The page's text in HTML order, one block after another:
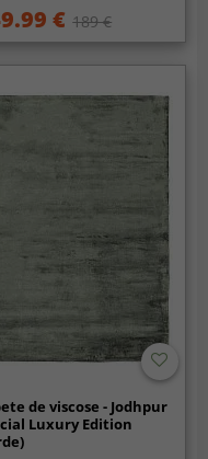
€ 189 €
de viscose - Jodhpur
Luxury Edition